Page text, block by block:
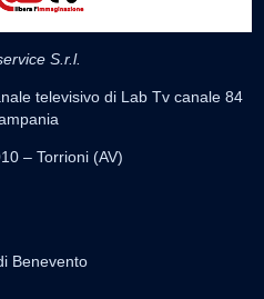
S.r.l.
televisivo di Lab Tv canale 84
– Torrioni (AV)
Benevento